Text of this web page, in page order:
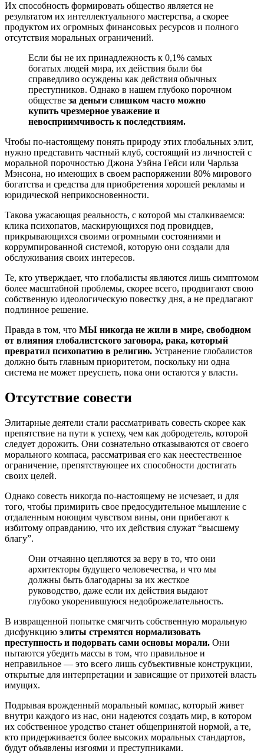
Их способность формировать общество является не
результатом их интеллектуального мастерства, а скорее
продуктом их огромных финансовых ресурсов и полного
отсутствия моральных ограничений.
Если бы не их принадлежность к 0,1% самых
богатых людей мира, их действия были бы
справедливо осуждены как действия обычных
преступников. Однако в нашем глубоко порочном
обществе за деньги слишком часто можно
купить чрезмерное уважение и
невосприимчивость к последствиям.
Чтобы по-настоящему понять природу этих глобальных элит,
нужно представить частный клуб, состоящий из личностей с
моральной порочностью Джона Уэйна Гейси или Чарльза
Мэнсона, но имеющих в своем распоряжении 80% мирового
богатства и средства для приобретения хорошей рекламы и
юридической неприкосновенности.
Такова ужасающая реальность, с которой мы сталкиваемся:
клика психопатов, маскирующихся под провидцев,
прикрывающихся своими огромными состояниями и
коррумпированной системой, которую они создали для
обслуживания своих интересов.
Те, кто утверждает, что глобалисты являются лишь симптомом
более масштабной проблемы, скорее всего, продвигают свою
собственную идеологическую повестку дня, а не предлагают
подлинное решение.
Правда в том, что МЫ никогда не жили в мире, свободном
от влияния глобалистского заговора, рака, который
превратил психопатию в религию. Устранение глобалистов
должно быть главным приоритетом, поскольку ни одна
система не может преуспеть, пока они остаются у власти.
Отсутствие совести
Элитарные деятели стали рассматривать совесть скорее как
препятствие на пути к успеху, чем как добродетель, которой
следует дорожить. Они сознательно отказываются от своего
морального компаса, рассматривая его как неестественное
ограничение, препятствующее их способности достигать
своих целей.
Однако совесть никогда по-настоящему не исчезает, и для
того, чтобы примирить свое предосудительное мышление с
отдаленным ноющим чувством вины, они прибегают к
избитому оправданию, что их действия служат “высшему
благу”.
Они отчаянно цепляются за веру в то, что они
архитекторы будущего человечества, и что мы
должны быть благодарны за их жесткое
руководство, даже если их действия выдают
глубоко укоренившуюся недоброжелательность.
В извращенной попытке смягчить собственную моральную
дисфункцию элиты стремятся нормализовать
преступность и подорвать сами основы морали. Они
пытаются убедить массы в том, что правильное и
неправильное — это всего лишь субъективные конструкции,
открытые для интерпретации и зависящие от прихотей власть
имущих.
Подрывая врожденный моральный компас, который живет
внутри каждого из нас, они надеются создать мир, в котором
их собственное уродство станет общепринятой нормой, а те,
кто придерживается более высоких моральных стандартов,
будут объявлены изгоями и преступниками.